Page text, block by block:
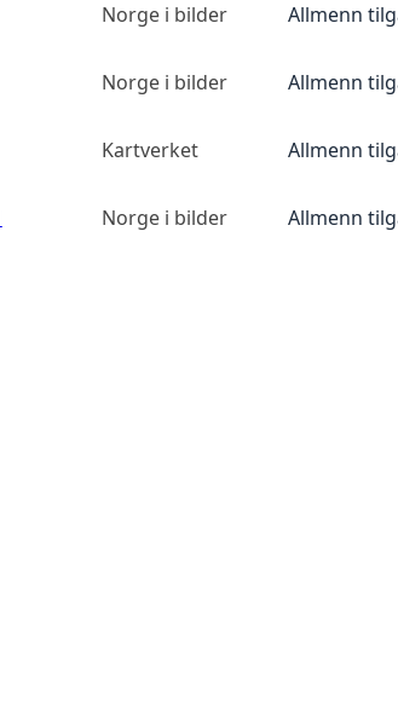
Norge i bilder Allmenn
Norge i bilder Allmenn
Kartverket Allmenn
Norge i bilder Allmenn